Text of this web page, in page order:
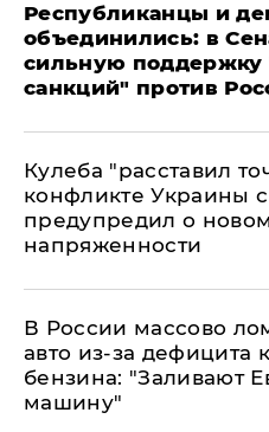
Республиканцы и
объединились: в
сильную поддержку
санкций" против
Кулеба "расставил
конфликте Украины
предупредил о
напряженности
В России массово
авто из-за дефицита
бензина: "Заливают
машину"